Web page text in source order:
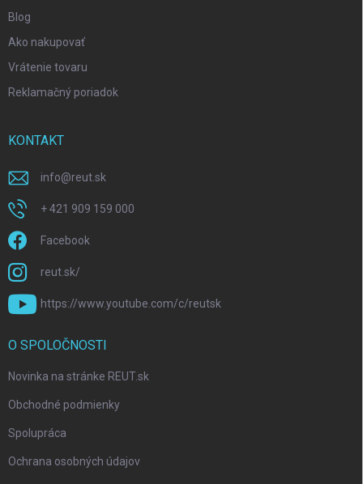
Blog
Ako nakupovať
Vrátenie tovaru
Reklamačný poriadok
KONTAKT
info@reut.sk
+ 421 909 159 000
Facebook
reut.sk/
https://www.youtube.com/c/reutsk
O SPOLOČNOSTI
Novinka na stránke REUT.sk
Obchodné podmienky
Spolupráca
Ochrana osobných údajov